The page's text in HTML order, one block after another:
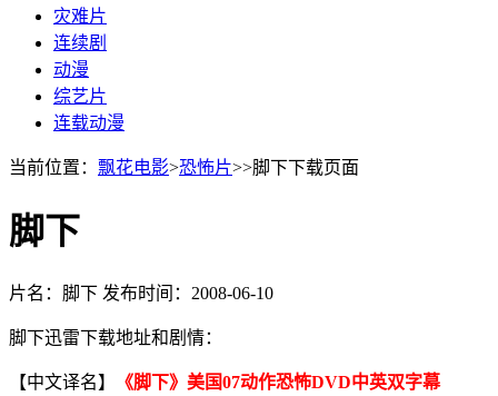
灾难片
连续剧
动漫
综艺片
连载动漫
当前位置： 飘花电影>恐怖片>>脚下下载页面
脚下
片名：脚下 发布时间：2008-06-10
脚下迅雷下载地址和剧情：
【中文译名】
《脚下》美国07动作恐怖DVD中英双字幕